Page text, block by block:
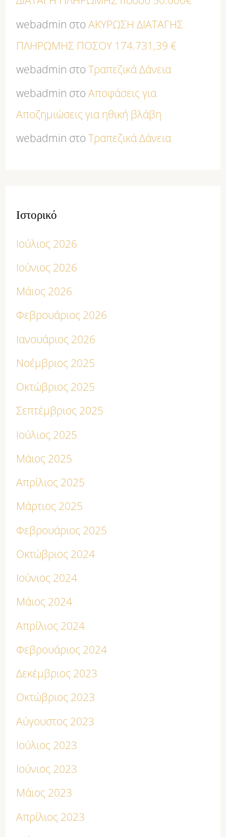
webadmin στοΑΚΥΡΩΣΗ ΔΙΑΤΑΓΗΣ
ΠΛΗΡΩΜΗΣ ΠΟΣΟΥ 174.731,39 €
webadmin στοΤραπεζικά Δάνεια
webadmin στοΑποφάσεις για
Αποζημιώσεις για ηθική βλάβη
webadmin στοΤραπεζικά Δάνεια
Ιστορικό
Ιούλιος 2026
Ιούνιος 2026
Μάιος 2026
Φεβρουάριος 2026
Ιανουάριος 2026
Νοέμβριος 2025
Οκτώβριος 2025
Σεπτέμβριος 2025
Ιούλιος 2025
Μάιος 2025
Απρίλιος 2025
Μάρτιος 2025
Φεβρουάριος 2025
Οκτώβριος 2024
Ιούνιος 2024
Μάιος 2024
Απρίλιος 2024
Φεβρουάριος 2024
Δεκέμβριος 2023
Οκτώβριος 2023
Αύγουστος 2023
Ιούλιος 2023
Ιούνιος 2023
Μάιος 2023
Απρίλιος 2023